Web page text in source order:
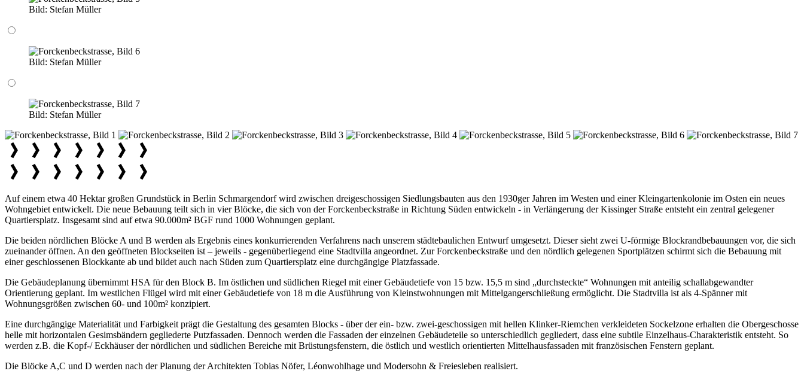
Bild: Stefan Müller
Bild: Stefan Müller
Bild: Stefan Müller
Auf einem etwa 40 Hektar großen Grundstück in Berlin Schmargendorf wird zwischen dreigeschossigen Siedlungsbauten aus den 1930ger Jahren im Westen und einer Kleingartenkolonie im Osten ein neues
Wohngebiet entwickelt. Die neue Bebauung teilt sich in vier Blöcke, die sich von der Forckenbeckstraße in Richtung Süden entwickeln - in Verlängerung der Kissinger Straße entsteht ein zentral gelegener
Quartiersplatz. Insgesamt sind auf etwa 90.000m² BGF rund 1000 Wohnungen geplant.
Die beiden nördlichen Blöcke A und B werden als Ergebnis eines konkurrierenden Verfahrens nach unserem städtebaulichen Entwurf umgesetzt. Dieser sieht zwei U-förmige Blockrandbebauungen vor, die sich
zueinander öffnen. An den geöffneten Blockseiten ist – jeweils - gegenüberliegend eine Stadtvilla angeordnet. Zur Forckenbeckstraße und den nördlich gelegenen Sportplätzen schirmt sich die Bebauung mit
einer geschlossenen Blockkante ab und bildet auch nach Süden zum Quartiersplatz eine durchgängige Platzfassade.
Die Gebäudeplanung übernimmt HSA für den Block B. Im östlichen und südlichen Riegel mit einer Gebäudetiefe von 15 bzw. 15,5 m sind „durchsteckte“ Wohnungen mit anteilig schallabgewandter
Orientierung geplant. Im westlichen Flügel wird mit einer Gebäudetiefe von 18 m die Ausführung von Kleinstwohnungen mit Mittelgangerschließung ermöglicht. Die Stadtvilla ist als 4-Spänner mit
Wohnungsgrößen zwischen 60- und 100m² konzipiert.
Eine durchgängige Materialität und Farbigkeit prägt die Gestaltung des gesamten Blocks - über der ein- bzw. zwei-geschossigen mit hellen Klinker-Riemchen verkleideten Sockelzone erhalten die Obergeschosse
helle mit horizontalen Gesimsbändern gegliederte Putzfassaden. Dennoch werden die Fassaden der einzelnen Gebäudeteile so unterschiedlich gegliedert, dass eine subtile Einzelhaus-Charakteristik entsteht. So
werden z.B. die Kopf-/ Eckhäuser der nördlichen und südlichen Bereiche mit Brüstungsfenstern, die östlich und westlich orientierten Mittelhausfassaden mit französischen Fenstern geplant.
Die Blöcke A,C und D werden nach der Planung der Architekten Tobias Nöfer, Léonwohlhage und Modersohn & Freiesleben realisiert.